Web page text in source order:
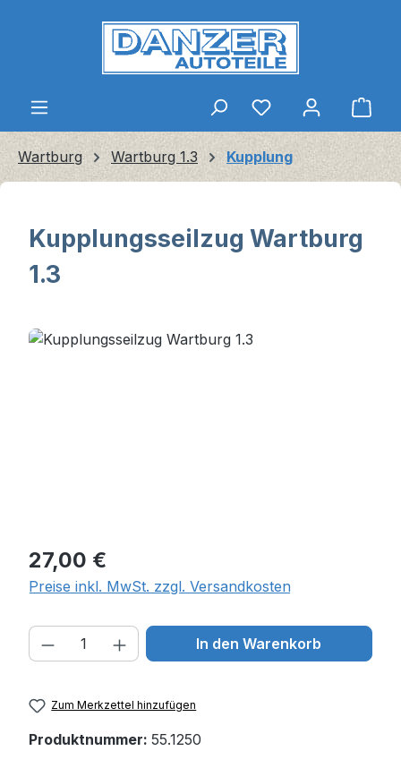
Zum Hauptinhalt springen
Wartburg Wartburg 1.3 Kupplung
Kupplungsseilzug Wartburg
1.3
Bildergalerie überspringen
Regulärer Preis:
27,00 €
Preise inkl. MwSt. zzgl. Versandkosten
Produkt Anzahl: Gib den
In den Warenkorb
Zum Merkzettel hinzufügen
Produktnummer: 55.1250